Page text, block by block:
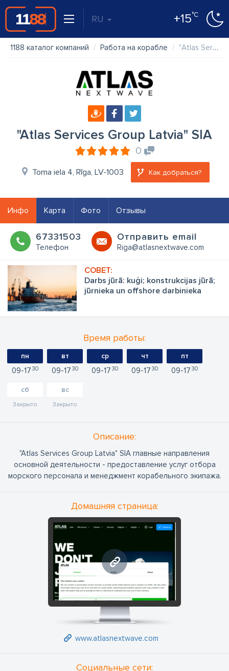
RU +15°C
1188 каталог компаний Работа на корабле "Atlas Services Group Latvia" SIA
"Atlas Services Group Latvia" SIA
0
Toma iela 4, Rīga, LV-1003 Как добраться?
Инфо Карта Фото Отзывы
67331503
Телефон
Oтправить email
Riga@atlasnextwave.com
Darbs jūrā: kuģi; konstrukcijas jūrā;
jūrnieka un offshore darbinieka
Время работы:
пн
09 17 30
вт
09 17 30
ср
09 17 30
чт
09 17 30
пт
09 17 30
сб
Закрыто
вс
Закрыто
Oписание:
"Atlas Services Group Latvia" SIA главные направления
основной деятельности - предоставление услуг отбора
морского персонала и менеджмент корабельного экипажа.
Домашняя страница:
www.atlasnextwave.com
www.atlasnextwave.com
Социальные сети: